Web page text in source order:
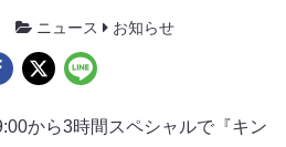
ニュース お知らせ
から3時間スペシャルで『キン